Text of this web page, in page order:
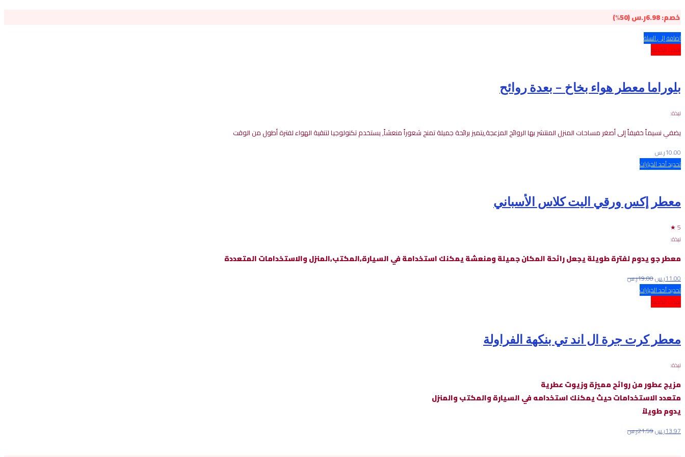
خصم:6.98ر.س(50%)
إضافة إلى السلة
نفذت الكمية
بلوراما معطر هواء بخاخ – بعدة روائح
نبذة:
يضفي نسيماًخفيفاًإلىأصغر مساحات المنزل المنتشر بهاالروائح المزعجة,يتميز برائحة جميلةتمنح شعوراًمنعشاً,يستخدمتكنولوجيالتنقية الهواءلفترةأطول من الوقت
10.00ر.س
تحديد أحد الخيارات
معطر إكس ورقي اليت كلاس الأسباني
5 ★
نبذة:
معطر جو يدوم لفترة طويلة يجعل رائحة المكان جميلة ومنعشة يمكنك استخدامة في السيارة,المكتب,المنزل والاستخدامات المتعددة
11.00ر.س19.00ر.س
تحديد أحد الخيارات
نفذت الكمية
معطر كرت جرة ال اند تي بنكهة الفراولة
نبذة:
مزيج عطور من روائح مميزة وزيوت عطرية
متعدد الاستخدامات حيث يمكنك استخدامه في السيارة والمكتب والمنزل
يدوم طويلاً
13.97ر.س21.59ر.س